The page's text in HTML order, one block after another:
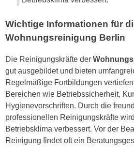
Wichtige Informationen für
Wohnungsreinigung Berlin
Die Reinigungskräfte der
gut ausgebildet und bieten
Regelmäßige Fortbildungen
Bereichen wie Betriebssicherheit,
Hygienevorschriften. Durch die
professionellen Reinigungskräfte
Betriebsklima verbessert. Vor der
Reinigung findet oft ein